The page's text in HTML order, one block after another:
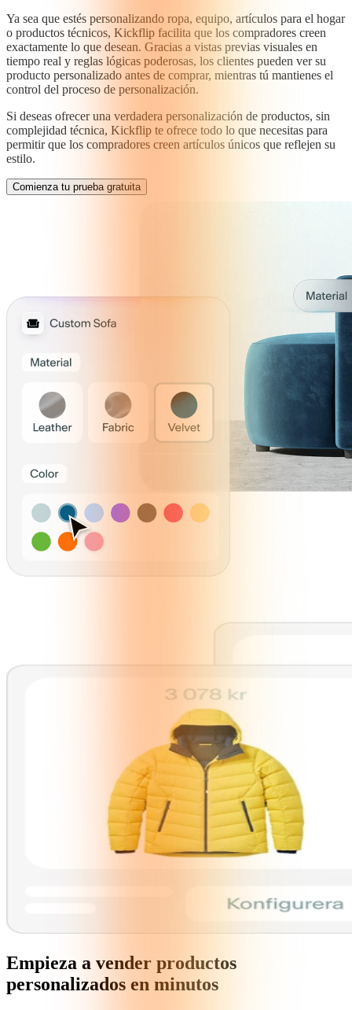
Ya sea que estés personalizando ropa, equipo, artículos para el hogar
o productos técnicos, Kickflip facilita que los compradores creen
exactamente lo que desean. Gracias a vistas previas visuales en
tiempo real y reglas lógicas poderosas, los clientes pueden ver su
producto personalizado antes de comprar, mientras tú mantienes el
control del proceso de personalización.
Si deseas ofrecer una verdadera personalización de productos, sin
complejidad técnica, Kickflip te ofrece todo lo que necesitas para
permitir que los compradores creen artículos únicos que reflejen su
estilo.
Comienza tu prueba gratuita
Empieza a vender productos
personalizados en minutos